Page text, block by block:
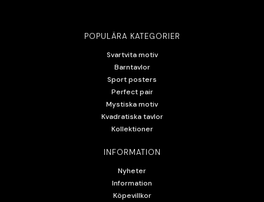
POPULÄRA KATEGORIER
Svartvita motiv
Barntavlor
Sport posters
Perfect pair
Mystiska motiv
Kvadratiska tavlor
Kollektioner
INFORMATION
Nyheter
Information
Köpevillkor